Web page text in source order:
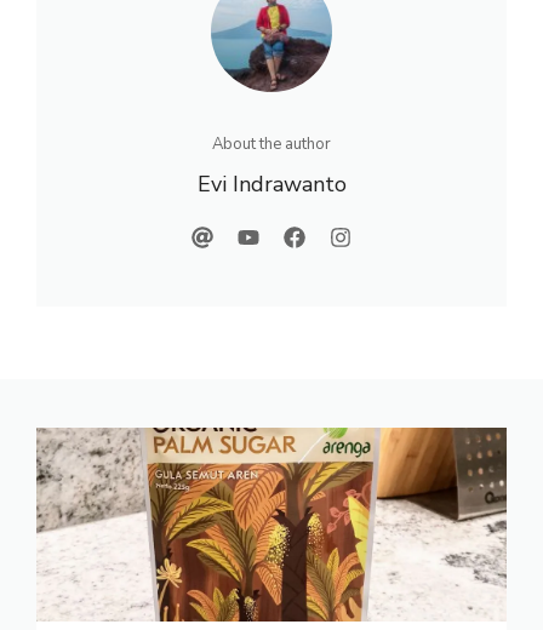
About the author
Evi Indrawanto